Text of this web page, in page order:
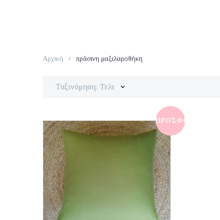
Αρχική πράσινη μαξιλαροθήκη
Ταξινόμηση: Τελευταία
ΠΡΟΣΦΟΡΆ!